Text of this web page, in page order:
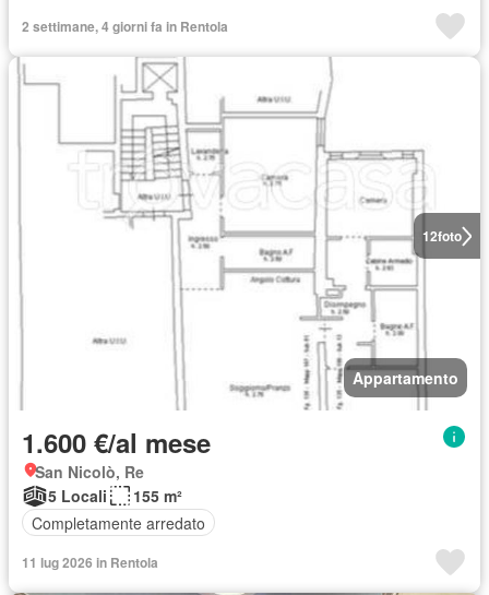
2 settimane, 4 giorni fa in Rentola
12foto
Appartamento
1.600 €/al mese
San Nicolò, Re
5 Locali
155 m²
Completamente arredato
11 lug 2026 in Rentola